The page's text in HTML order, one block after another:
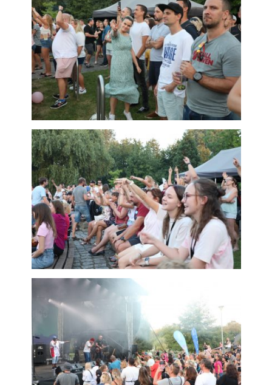
zvané
pseudonymizované
profily. Na základě
těchto informací
není zpravidla
možná
bezprostřední
identifikace Vaší
osoby, protože
jsou používány
pseudonymizované
údaje. Pokud
nevyjádříte
souhlas, nebudete
příjemcem obsahů
a reklam
přizpůsobených
Vašim zájmům.